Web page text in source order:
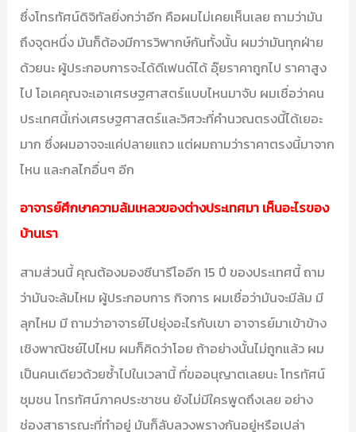
ซึ่งโทรทัศน์ดิจิทัลยิ่งกว่าอีก คือผมไม่เคยเห็นเลย ถามว่ามัน
ถึงจุดหนึ่ง มันก็ต้องมีการวิพากษ์กันทั้งนั้น ผมว่ามันทุกฝ่าย
ด้วยนะ ผู้ประกอบการจะได้ดีเฟนด์ได้ อุ๊ยราคาถูกไป ราคาสูง
ไป โอเคคุณจะเอาเศรษฐศาสตร์แบบไหนมาจับ ผมเชื่อว่าคน
ประเทศนี้เก่งเศรษฐศาสตร์และวิศวะที่คำนวณตรงนี้ได้เยอะ
มาก ซึ่งผมอาจจะแค่ปลายแถว แต่ผมถามว่าราคาตรงนี้มาจาก
ไหน และกลไกอื่นๆ อีก
อาจารย์ศึกษาความล้มเหลวของต่างประเทศมา เห็นอะไรของ
บ้านเรา
สามส่วนนี้ คุณต้องมองซีนารีโออีก 15 ปี ของประเทศนี้ ถาม
ว่ามันจะล้มไหม ผู้ประกอบการ กิจการ ผมเชื่อว่ามันจะมีล้ม มี
ลุกไหม มี ถามว่าอาจารย์ไปยุ่งอะไรกับเขา อาจารย์มาเข้าข้าง
เชิงพาณิชย์ไปไหม ผมก็คิดว่าโอย ถ้าอย่างนั้นไม่ถูกแล้ว ผม
เป็นคนเดียวด้วยซ้ำไปในเวลานี้ ที่ขออนุญาตเลยนะ โทรทัศน์
ชุมชน โทรทัศน์ภาคประชาชน ยังไม่มีใครพูดถึงเลย อย่าง
ช่องสาธารณะที่ทำอยู่ มันก็ลับลวงพรางกันอยู่หรือเปล่า